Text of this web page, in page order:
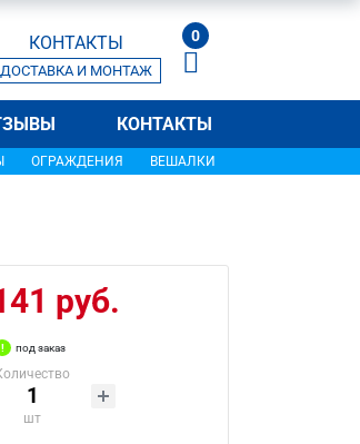
КОНТАКТЫ
ДОСТАВКА И МОНТАЖ
0
КОНТАКТЫ
ОГРАЖДЕНИЯ ВЕШАЛКИ
руб.
под заказ
шт